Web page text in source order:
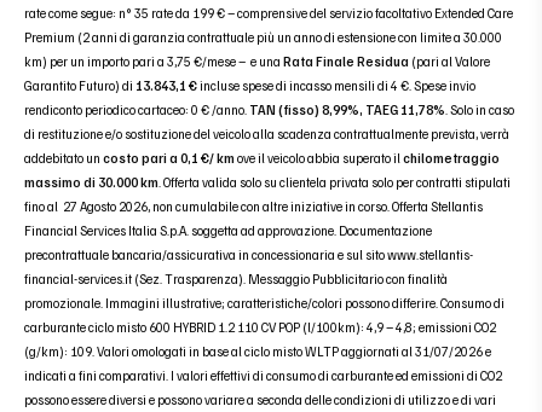
rate come segue: n° 35 rate da 199 € – comprensive del servizio facoltativo Extended Care
Premium (2 anni di garanzia contrattuale più un anno di estensione con limite a 30.000
km) per un importo pari a 3,75 €/mese – e una Rata Finale Residua (pari al Valore
Garantito Futuro) di 13.843,1 €incluse spese di incasso mensili di 4 €. Spese invio
rendiconto periodico cartaceo: 0 € /anno. TAN (fisso) 8,99%, TAEG 11,78% . Solo in caso
di restituzione e/o sostituzione del veicolo alla scadenza contrattualmente prevista, verrà
addebitato un costo pari a 0,1 €/ km ove il veicolo abbia superato il chilometraggio
massimo di 30.000 km . Offerta valida solo su clientela privata solo per contratti stipulati
fino al 27 Agosto 2026, non cumulabile con altre iniziative in corso. Offerta Stellantis
Financial Services Italia S.p.A. soggetta ad approvazione. Documentazione
precontrattuale bancaria/assicurativa in concessionaria e sul sito www.stellantis-
financial-services.it (Sez. Trasparenza). Messaggio Pubblicitario con finalità
promozionale. Immagini illustrative; caratteristiche/colori possono differire. Consumo di
carburante ciclo misto 600 HYBRID 1.2 110 CV POP (l/100km): 4,9 – 4,8; emissioni CO2
(g/km): 109. Valori omologati in base al ciclo misto WLTP aggiornati al 31/07/2026 e
indicati a fini comparativi. I valori effettivi di consumo di carburante ed emissioni di CO2
possono essere diversi e possono variare a seconda delle condizioni di utilizzo e di vari